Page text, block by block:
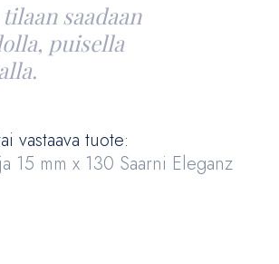
saadaan
puisella
vastaava tuote:
15 mm x 130 Saarni Eleganz